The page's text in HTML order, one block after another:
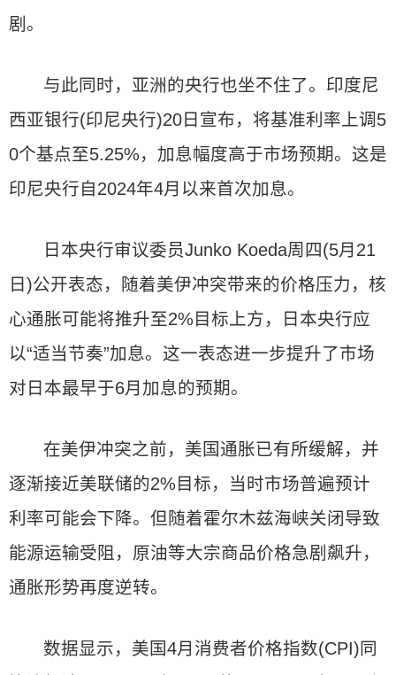
剧。
与此同时，亚洲的央行也坐不住了。印度尼
西亚银行(印尼央行)20日宣布，将基准利率上调5
0个基点至5.25%，加息幅度高于市场预期。这是
印尼央行自2024年4月以来首次加息。
日本央行审议委员Junko Koeda周四(5月21
日)公开表态，随着美伊冲突带来的价格压力，核
心通胀可能将推升至2%目标上方，日本央行应
以“适当节奏”加息。这一表态进一步提升了市场
对日本最早于6月加息的预期。
在美伊冲突之前，美国通胀已有所缓解，并
逐渐接近美联储的2%目标，当时市场普遍预计
利率可能会下降。但随着霍尔木兹海峡关闭导致
能源运输受阻，原油等大宗商品价格急剧飙升，
通胀形势再度逆转。
数据显示，美国4月消费者价格指数(CPI)同